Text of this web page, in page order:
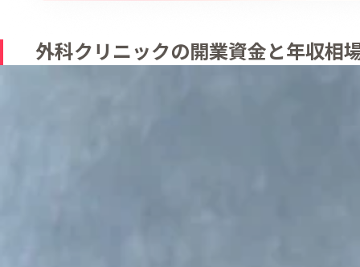
外科クリニックの開業資金と年収相